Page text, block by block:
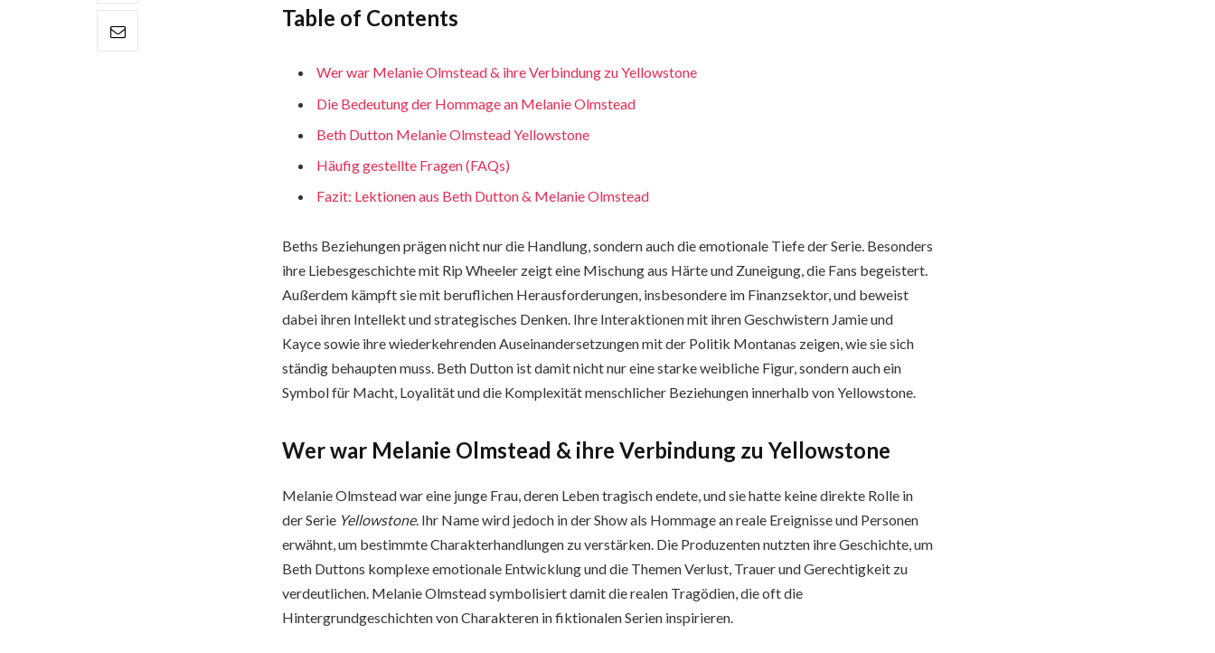
Table of Contents
Wer war Melanie Olmstead & ihre Verbindung zu Yellowstone
Die Bedeutung der Hommage an Melanie Olmstead
Beth Dutton Melanie Olmstead Yellowstone
Häufig gestellte Fragen (FAQs)
Fazit: Lektionen aus Beth Dutton & Melanie Olmstead
Beths Beziehungen prägen nicht nur die Handlung, sondern auch die emotionale Tiefe der Serie. Besonders
ihre Liebesgeschichte mit Rip Wheeler zeigt eine Mischung aus Härte und Zuneigung, die Fans begeistert.
Außerdem kämpft sie mit beruflichen Herausforderungen, insbesondere im Finanzsektor, und beweist
dabei ihren Intellekt und strategisches Denken. Ihre Interaktionen mit ihren Geschwistern Jamie und
Kayce sowie ihre wiederkehrenden Auseinandersetzungen mit der Politik Montanas zeigen, wie sie sich
ständig behaupten muss. Beth Dutton ist damit nicht nur eine starke weibliche Figur, sondern auch ein
Symbol für Macht, Loyalität und die Komplexität menschlicher Beziehungen innerhalb von Yellowstone.
Wer war Melanie Olmstead & ihre Verbindung zu Yellowstone
Melanie Olmstead war eine junge Frau, deren Leben tragisch endete, und sie hatte keine direkte Rolle in
der Serie Yellowstone. Ihr Name wird jedoch in der Show als Hommage an reale Ereignisse und Personen
erwähnt, um bestimmte Charakterhandlungen zu verstärken. Die Produzenten nutzten ihre Geschichte, um
Beth Duttons komplexe emotionale Entwicklung und die Themen Verlust, Trauer und Gerechtigkeit zu
verdeutlichen. Melanie Olmstead symbolisiert damit die realen Tragödien, die oft die
Hintergrundgeschichten von Charakteren in fiktionalen Serien inspirieren.